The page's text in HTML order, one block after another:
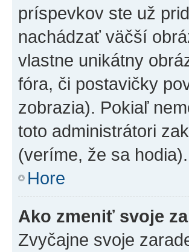
príspevkov ste už
nachádzať väčší
vlastne unikátny
fóra, či postavičky
zobrazia). Pokiaľ
toto administrátori
(veríme, že sa hodia).
Hore
Ako zmeniť svoje
Zvyčajne svoje